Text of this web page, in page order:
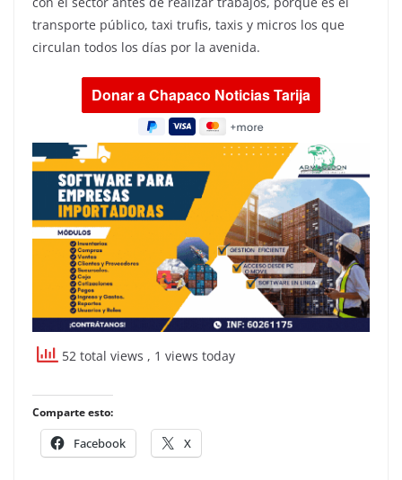
transporte público, taxi trufis, taxis y micros los que
circulan todos los días por la avenida.
52 total views , 1 views today
Comparte esto:
Facebook X